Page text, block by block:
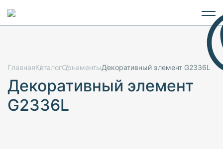
ГлавнаяКаталогОрнаментыДекоративный элемент G2336L
Декоративный элемент
G2336L